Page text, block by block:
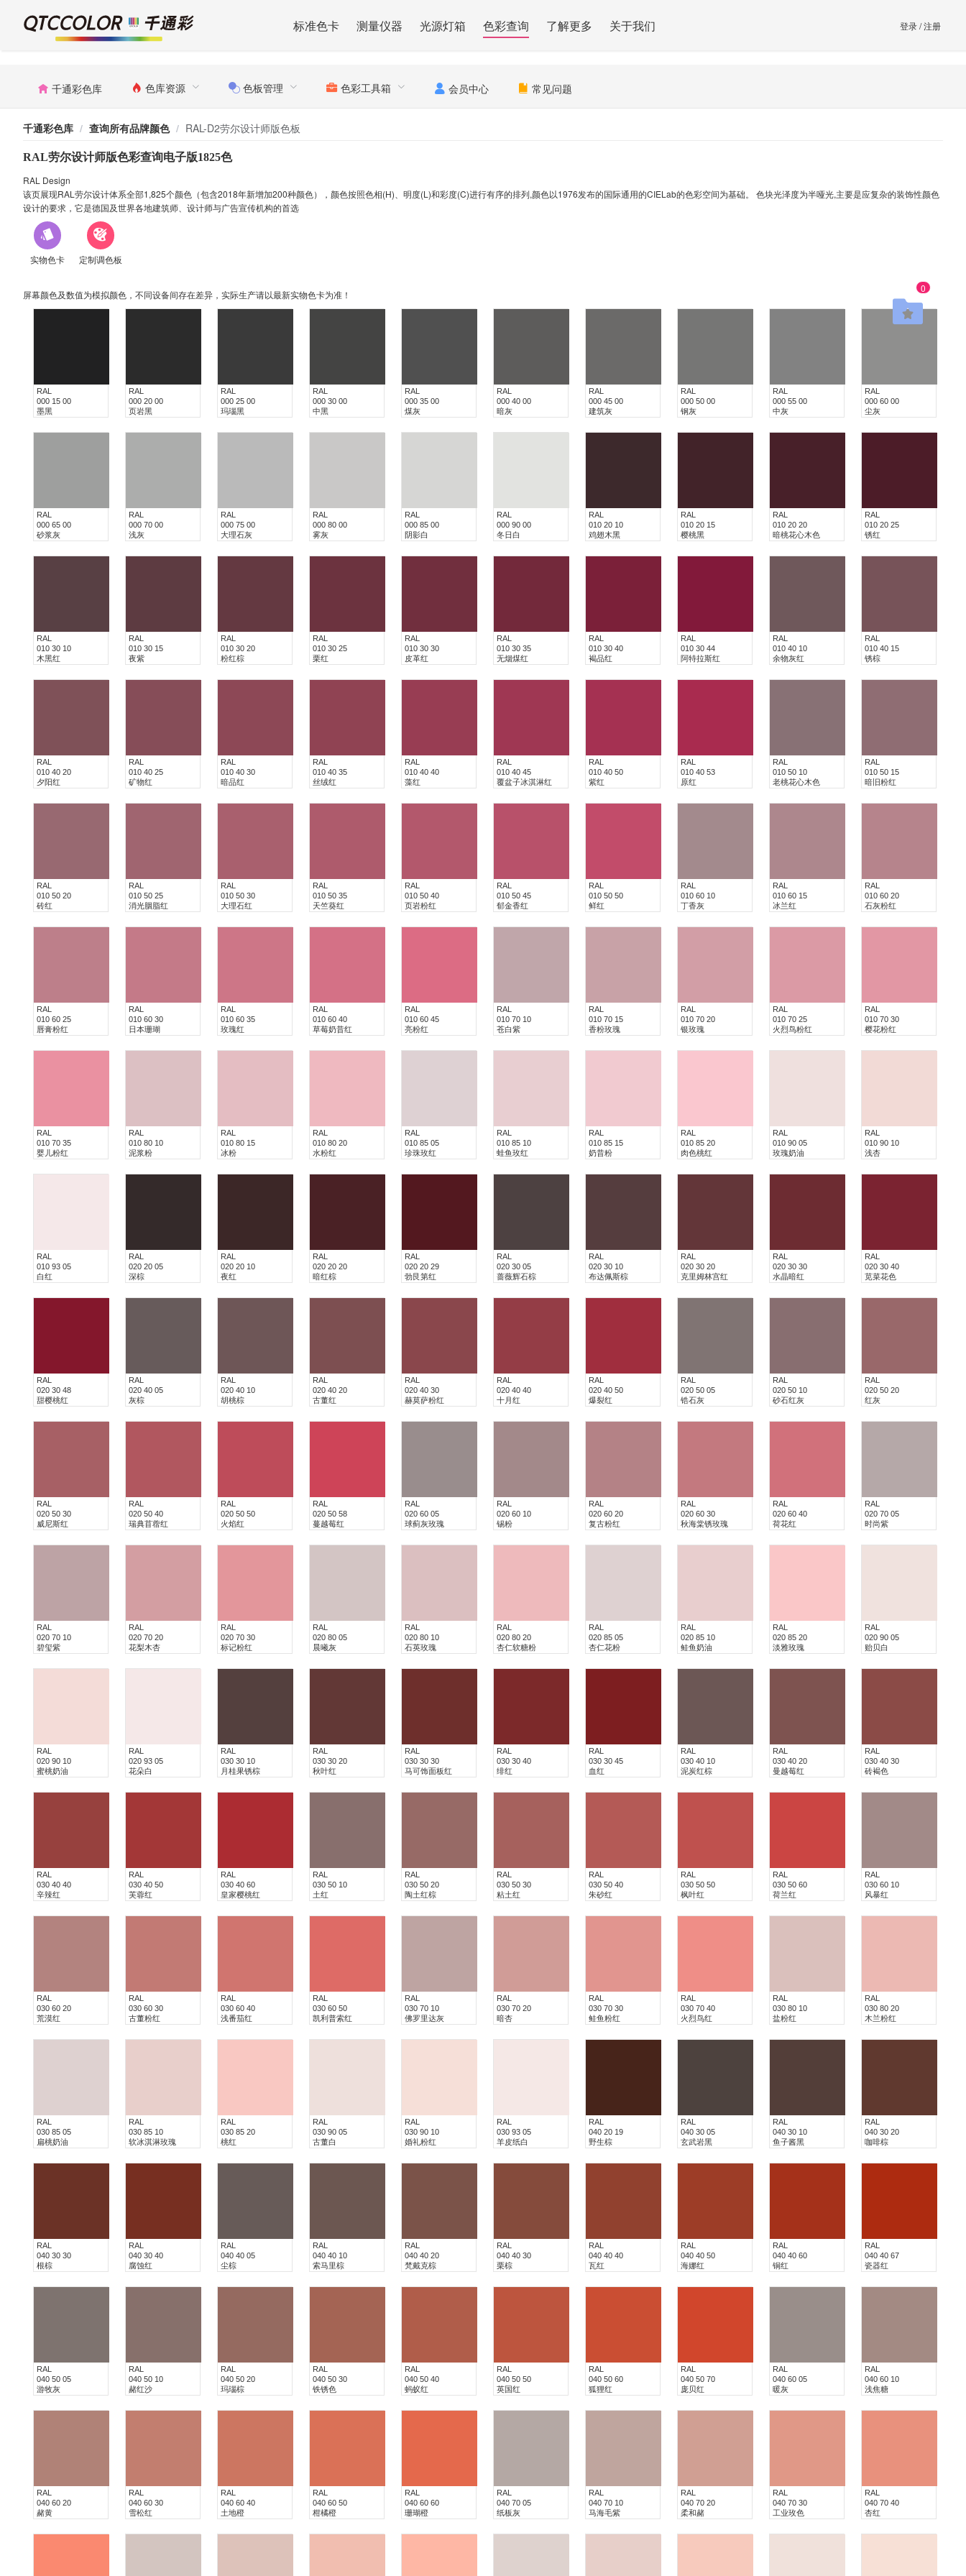
标准色卡 测量仪器 光源灯箱 色彩查询 了解更多 关于我们 登录/注册
千通彩色库 色库资源 色板管理 色彩工具箱 会员中心 常见问题
0
千通彩色库 / 查询所有品牌颜色 / RAL-D2劳尔设计师版色板
RAL劳尔设计师版色彩查询电子版1825色
RAL Design
该页展现RAL劳尔设计体系全部1,825个颜色（包含2018年新增加200种颜色），颜色按照色相(H)、明度(L)和彩度(C)进行有序的排列,颜色以1976发布的国际通用的CIELab的色彩空间为基础。 色块光泽度为半哑光,主要是应复杂的装饰性颜色
设计的要求，它是德国及世界各地建筑师、设计师与广告宣传机构的首选
实物色卡 定制调色板
屏幕颜色及数值为模拟颜色，不同设备间存在差异，实际生产请以最新实物色卡为准！
RAL
000 15 00
墨黑
RAL
000 20 00
页岩黑
RAL
000 25 00
玛瑙黑
RAL
000 30 00
中黑
RAL
000 35 00
煤灰
RAL
000 40 00
暗灰
RAL
000 45 00
建筑灰
RAL
000 50 00
钢灰
RAL
000 55 00
中灰
RAL
000 60 00
尘灰
RAL
000 65 00
砂浆灰
RAL
000 70 00
浅灰
RAL
000 75 00
大理石灰
RAL
000 80 00
雾灰
RAL
000 85 00
阴影白
RAL
000 90 00
冬日白
RAL
010 20 10
鸡翅木黑
RAL
010 20 15
樱桃黑
RAL
010 20 20
暗桃花心木色
RAL
010 20 25
锈红
RAL
010 30 10
木黑红
RAL
010 30 15
夜紫
RAL
010 30 20
粉红棕
RAL
010 30 25
栗红
RAL
010 30 30
皮革红
RAL
010 30 35
无烟煤红
RAL
010 30 40
褐品红
RAL
010 30 44
阿特拉斯红
RAL
010 40 10
余物灰红
RAL
010 40 15
锈棕
RAL
010 40 20
夕阳红
RAL
010 40 25
矿物红
RAL
010 40 30
暗品红
RAL
010 40 35
丝绒红
RAL
010 40 40
藻红
RAL
010 40 45
覆盆子冰淇淋红
RAL
010 40 50
紫红
RAL
010 40 53
原红
RAL
010 50 10
老桃花心木色
RAL
010 50 15
暗旧粉红
RAL
010 50 20
砖红
RAL
010 50 25
消光胭脂红
RAL
010 50 30
大理石红
RAL
010 50 35
天竺葵红
RAL
010 50 40
页岩粉红
RAL
010 50 45
郁金香红
RAL
010 50 50
鲜红
RAL
010 60 10
丁香灰
RAL
010 60 15
冰兰红
RAL
010 60 20
石灰粉红
RAL
010 60 25
唇膏粉红
RAL
010 60 30
日本珊瑚
RAL
010 60 35
玫瑰红
RAL
010 60 40
草莓奶昔红
RAL
010 60 45
亮粉红
RAL
010 70 10
苍白紫
RAL
010 70 15
香粉玫瑰
RAL
010 70 20
银玫瑰
RAL
010 70 25
火烈鸟粉红
RAL
010 70 30
樱花粉红
RAL
010 70 35
婴儿粉红
RAL
010 80 10
泥浆粉
RAL
010 80 15
冰粉
RAL
010 80 20
水粉红
RAL
010 85 05
珍珠玫红
RAL
010 85 10
蛙鱼玫红
RAL
010 85 15
奶昔粉
RAL
010 85 20
肉色桃红
RAL
010 90 05
玫瑰奶油
RAL
010 90 10
浅杏
RAL
010 93 05
白红
RAL
020 20 05
深棕
RAL
020 20 10
夜红
RAL
020 20 20
暗红棕
RAL
020 20 29
勃艮第红
RAL
020 30 05
蔷薇辉石棕
RAL
020 30 10
布达佩斯棕
RAL
020 30 20
克里姆林宫红
RAL
020 30 30
水晶暗红
RAL
020 30 40
苋菜花色
RAL
020 30 48
甜樱桃红
RAL
020 40 05
灰棕
RAL
020 40 10
胡桃棕
RAL
020 40 20
古董红
RAL
020 40 30
赫莫萨粉红
RAL
020 40 40
十月红
RAL
020 40 50
爆裂红
RAL
020 50 05
锆石灰
RAL
020 50 10
砂石红灰
RAL
020 50 20
红灰
RAL
020 50 30
威尼斯红
RAL
020 50 40
瑞典苜蓿红
RAL
020 50 50
火焰红
RAL
020 50 58
蔓越莓红
RAL
020 60 05
球蓟灰玫瑰
RAL
020 60 10
锡粉
RAL
020 60 20
复古粉红
RAL
020 60 30
秋海棠锈玫瑰
RAL
020 60 40
荷花红
RAL
020 70 05
时尚紫
RAL
020 70 10
碧玺紫
RAL
020 70 20
花梨木杏
RAL
020 70 30
标记粉红
RAL
020 80 05
晨曦灰
RAL
020 80 10
石英玫瑰
RAL
020 80 20
杏仁软糖粉
RAL
020 85 05
杏仁花粉
RAL
020 85 10
鲑鱼奶油
RAL
020 85 20
淡雅玫瑰
RAL
020 90 05
贻贝白
RAL
020 90 10
蜜桃奶油
RAL
020 93 05
花朵白
RAL
030 30 10
月桂果锈棕
RAL
030 30 20
秋叶红
RAL
030 30 30
马可饰面板红
RAL
030 30 40
绯红
RAL
030 30 45
血红
RAL
030 40 10
泥炭红棕
RAL
030 40 20
曼越莓红
RAL
030 40 30
砖褐色
RAL
030 40 40
辛辣红
RAL
030 40 50
芙蓉红
RAL
030 40 60
皇家樱桃红
RAL
030 50 10
土红
RAL
030 50 20
陶土红棕
RAL
030 50 30
粘土红
RAL
030 50 40
朱砂红
RAL
030 50 50
枫叶红
RAL
030 50 60
荷兰红
RAL
030 60 10
风暴红
RAL
030 60 20
荒漠红
RAL
030 60 30
古董粉红
RAL
030 60 40
浅番茄红
RAL
030 60 50
凯利普索红
RAL
030 70 10
佛罗里达灰
RAL
030 70 20
暗杏
RAL
030 70 30
鲑鱼粉红
RAL
030 70 40
火烈鸟红
RAL
030 80 10
盐粉红
RAL
030 80 20
木兰粉红
RAL
030 85 05
扁桃奶油
RAL
030 85 10
软冰淇淋玫瑰
RAL
030 85 20
桃红
RAL
030 90 05
古董白
RAL
030 90 10
婚礼粉红
RAL
030 93 05
羊皮纸白
RAL
040 20 19
野生棕
RAL
040 30 05
玄武岩黑
RAL
040 30 10
鱼子酱黑
RAL
040 30 20
咖啡棕
RAL
040 30 30
根棕
RAL
040 30 40
腐蚀红
RAL
040 40 05
尘棕
RAL
040 40 10
索马里棕
RAL
040 40 20
梵戴克棕
RAL
040 40 30
栗棕
RAL
040 40 40
瓦红
RAL
040 40 50
海娜红
RAL
040 40 60
铜红
RAL
040 40 67
瓷器红
RAL
040 50 05
游牧灰
RAL
040 50 10
赭红沙
RAL
040 50 20
玛瑙棕
RAL
040 50 30
铁锈色
RAL
040 50 40
蚂蚁红
RAL
040 50 50
英国红
RAL
040 50 60
狐狸红
RAL
040 50 70
庞贝红
RAL
040 60 05
暖灰
RAL
040 60 10
浅焦糖
RAL
040 60 20
赭黄
RAL
040 60 30
雪松红
RAL
040 60 40
土地橙
RAL
040 60 50
柑橘橙
RAL
040 60 60
珊瑚橙
RAL
040 70 05
纸板灰
RAL
040 70 10
马海毛紫
RAL
040 70 20
柔和赭
RAL
040 70 30
工业玫色
RAL
040 70 40
杏红